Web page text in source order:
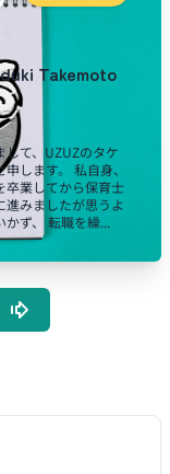
Takemoto
して、UZUZのタケ
申します。 私自身、
卒業してから保育士
進みましたが思うよ
かず、 転職を繰...